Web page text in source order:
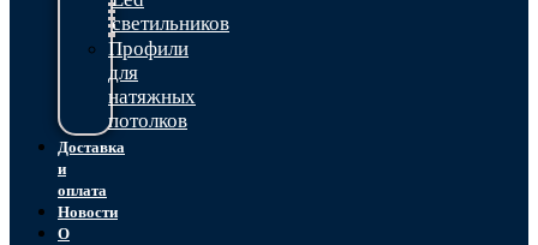
светильников
Профили
для
натяжных
потолков
Доставка
и
оплата
Новости
О